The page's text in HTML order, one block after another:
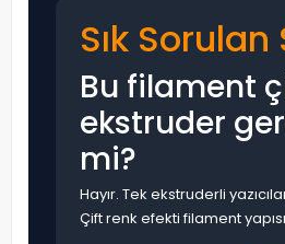
Sık
Bu filament
ekstruder
mi?
Hayır. Tek ekstruderli
Çift renk efekti filament